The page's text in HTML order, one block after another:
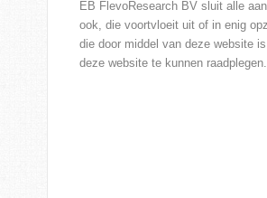
EB FlevoResearch BV sluit alle
ook, die voortvloeit uit of in enig
die door middel van deze website
deze website te kunnen raadplegen.